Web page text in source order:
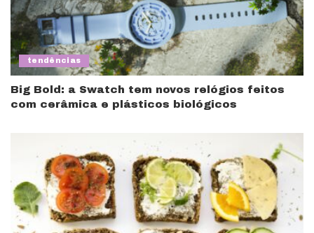
tendências
Big Bold: a Swatch tem novos relógios feitos
com cerâmica e plásticos biológicos